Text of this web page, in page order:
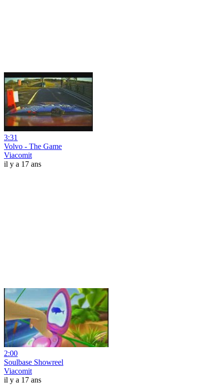
3:31
Volvo - The Game
Viacomit
il y a 17 ans
2:00
Soulbase Showreel
Viacomit
il y a 17 ans